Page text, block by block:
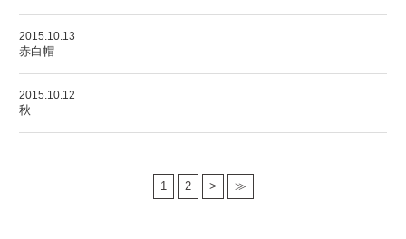
2015.10.13
赤白帽
2015.10.12
秋
1 2 > ≫